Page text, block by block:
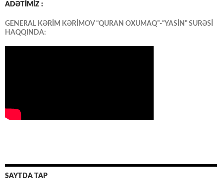
ADƏTİMİZ :
GENERAL KƏRİM KƏRİMOV “QURAN OXUMAQ”-“YASİN” SURƏSİ
HAQQINDA:
SAYTDA TAP